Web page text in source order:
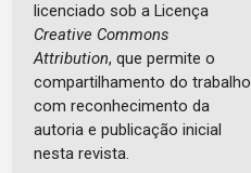
licenciado sob a Licença
Creative Commons
Attribution, que permite o
compartilhamento do trabalho
com reconhecimento da
autoria e publicação inicial
nesta revista.